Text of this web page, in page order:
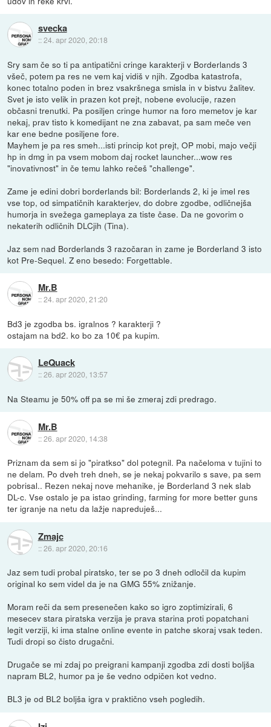
svecka
::24. apr 2020, 20:18
Sry sam če so ti pa antipatični cringe karakterji v Borderlands 3
všeč, potem pa res ne vem kaj vidiš v njih. Zgodba katastrofa,
konec totalno poden in brez vsakršnega smisla in v bistvu žalitev.
Svet je isto velik in prazen kot prejt, nobene evolucije, razen
občasni trenutki. Pa posiljen cringe humor na foro memetov je kar
nekaj, prav tisto k komedijant ne zna zabavat, pa sam meče ven
kar ene bedne posiljene fore.
Mayhem je pa res smeh...isti princip kot prejt, OP mobi, majo večji
hp in dmg in pa vsem mobom daj rocket launcher...wow res
"inovativnost" in če temu lahko rečeš "challenge".
Zame je edini dobri borderlands bil: Borderlands 2, ki je imel res
vse top, od simpatičnih karakterjev, do dobre zgodbe, odličnejša
humorja in svežega gameplaya za tiste čase. Da ne govorim o
nekaterih odličnih DLCjih (Tina).
Jaz sem nad Borderlands 3 razočaran in zame je Borderland 3 isto
kot Pre-Sequel. Z eno besedo: Forgettable.
Mr.B
::24. apr 2020, 21:20
Bd3 je zgodba bs. igralnos ? karakterji ?
ostajam na bd2. ko bo za 10€ pa kupim.
LeQuack
::26. apr 2020, 13:57
Na Steamu je 50% off pa se mi še zmeraj zdi predrago.
Mr.B
::26. apr 2020, 14:38
Priznam da sem si jo "piratkso" dol potegnil. Pa načeloma v tujini to
ne delam. Po dveh treh dneh, se je nekaj pokvarilo s save, pa sem
pobrisal.. Rezen nekaj nove mehanike, je Borderland 3 nek slab
DL-c. Vse ostalo je pa istao grinding, farming for more better guns
ter igranje na netu da lažje napreduješ...
Zmajc
::26. apr 2020, 20:16
Jaz sem tudi probal piratsko, ter se po 3 dneh odločil da kupim
original ko sem videl da je na GMG 55% znižanje.
Moram reči da sem presenečen kako so igro zoptimizirali, 6
mesecev stara piratska verzija je prava starina proti popatchani
legit verziji, ki ima stalne online evente in patche skoraj vsak teden.
Tudi dropi so čisto drugačni.
Drugače se mi zdaj po preigrani kampanji zgodba zdi dosti boljša
napram BL2, humor pa je še vedno odpičen kot vedno.
BL3 je od BL2 boljša igra v praktično vseh pogledih.